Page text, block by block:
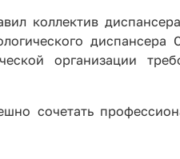
коллектив
диспансера
организации
сочетать